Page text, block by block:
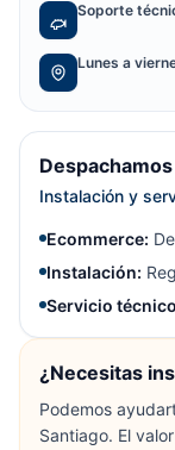
Soporte
Lunes a
Instalación y
Ecommerce:
Instalación:
Servicio
¿Necesitas
Podemos
Santiago. El